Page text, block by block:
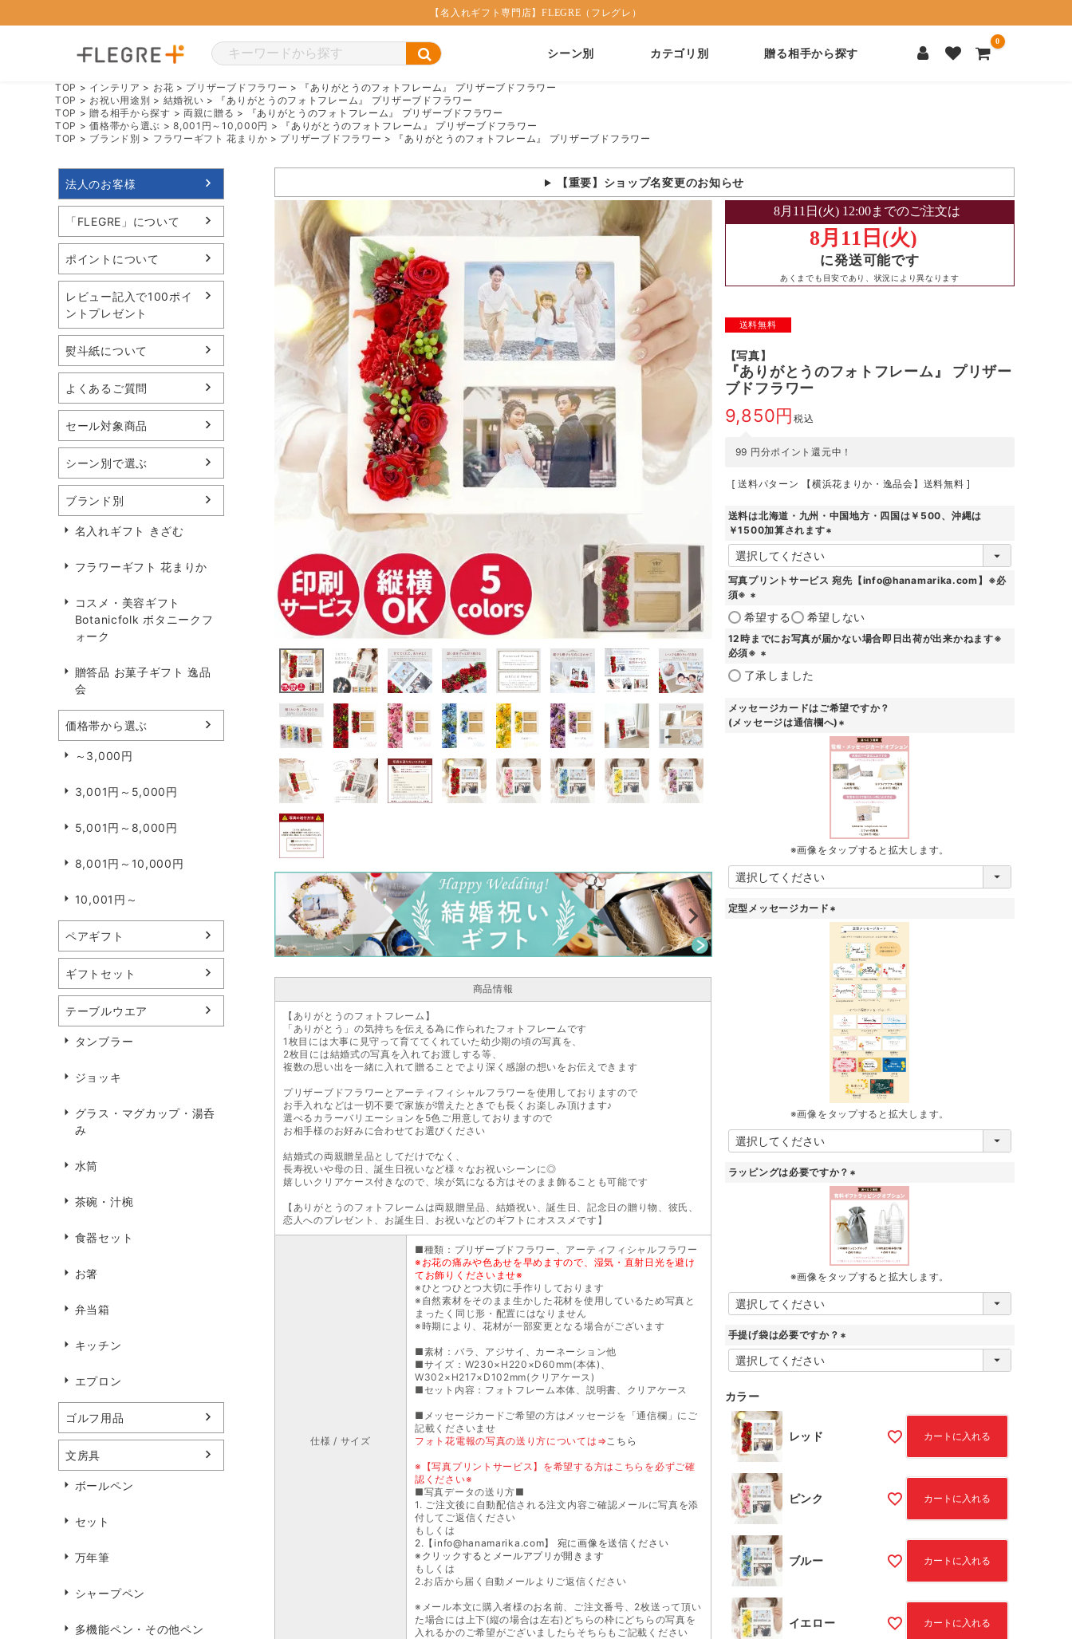
【名入れギフト専門店】FLEGRE（フレグレ）
シーン別 カテゴリ別 贈る相手から探す
0
TOP インテリア お花 プリザーブドフラワー
『ありがとうのフォトフレーム』 プリザーブドフラワー
TOP
お祝い用途別 結婚祝い
『ありがとうのフォトフレーム』 プリザーブドフラワー
TOP
贈る相手から探す 両親に贈る
『ありがとうのフォトフレーム』 プリザーブドフラワー
TOP
価格帯から選ぶ 8,001円～10,000円
『ありがとうのフォトフレーム』 プリザーブドフラワー
TOP
ブランド別 フラワーギフト 花まりか プリザーブドフラワー 『ありがとうのフォトフレーム』 プリザーブドフラワー
法人のお客様
「FLEGRE」について
ポイントについて
レビュー記入で100ポイ
ントプレゼント
熨斗紙について
よくあるご質問
セール対象商品
シーン別で選ぶ
ブランド別
名入れギフト きざむ
フラワーギフト 花まりか
コスメ・美容ギフト
Botanicfolk ボタニークフ
ォーク
贈答品 お菓子ギフト 逸品
会
価格帯から選ぶ
～3,000円
3,001円～5,000円
5,001円～8,000円
8,001円～10,000円
10,001円～
ペアギフト
ギフトセット
テーブルウエア
タンブラー
ジョッキ
グラス・マグカップ・湯呑
み
水筒
茶碗・汁椀
食器セット
お箸
弁当箱
キッチン
エプロン
ゴルフ用品
文房具
ボールペン
セット
万年筆
シャープペン
多機能ペン・その他ペン
【重要】ショップ名変更のお知らせ
商品情報
【ありがとうのフォトフレーム】
「ありがとう」の気持ちを伝える為に作られたフォトフレームです
1枚目には大事に見守って育ててくれていた幼少期の頃の写真を、
2枚目には結婚式の写真を入れてお渡しする等、
複数の思い出を一緒に入れて贈ることでより深く感謝の想いをお伝えできます
プリザーブドフラワーとアーティフィシャルフラワーを使用しておりますので
お手入れなどは一切不要で家族が増えたときでも長くお楽しみ頂けます♪
選べるカラーバリエーションを5色ご用意しておりますので
お相手様のお好みに合わせてお選びください
結婚式の両親贈呈品としてだけでなく、
長寿祝いや母の日、誕生日祝いなど様々なお祝いシーンに◎
嬉しいクリアケース付きなので、埃が気になる方はそのまま飾ることも可能です
【ありがとうのフォトフレームは両親贈呈品、結婚祝い、誕生日、記念日の贈り物、彼氏、
恋人へのプレゼント、お誕生日、お祝いなどのギフトにオススメです】
仕様 / サイズ
■種類：プリザーブドフラワー、アーティフィシャルフラワー
※お花の痛みや色あせを早めますので、湿気・直射日光を避け
てお飾りくださいませ※
※ひとつひとつ大切に手作りしております
※自然素材をそのまま生かした花材を使用しているため写真と
まったく同じ形・配置にはなりません
※時期により、花材が一部変更となる場合がございます
■素材：バラ、アジサイ、カーネーション他
■サイズ：W230×H220×D60mm(本体)、
W302×H217×D102mm(クリアケース)
■セット内容：フォトフレーム本体、説明書、クリアケース
■メッセージカードご希望の方はメッセージを「通信欄」にご
記載くださいませ
フォト花電報の写真の送り方については⇒ こちら
※【写真プリントサービス】を希望する方はこちらを必ずご確
認ください※
■写真データの送り方■
1. ご注文後に自動配信される注文内容ご確認メールに写真を添
付してご返信ください
もしくは
2.【info@hanamarika.com】 宛に画像を送信ください
※クリックするとメールアプリが開きます
もしくは
2.お店から届く自動メールよりご返信ください
※メール本文に購入者様のお名前、ご注文番号、2枚送って頂い
た場合には上下(縦の場合は左右)どちらの枠にどちらの写真を
入れるかのご希望がございましたらそちらもご記載ください
に発送可能です
あくまでも目安であり、状況により異なります
送料無料
【写真】
『ありがとうのフォトフレーム』 プリザー
ブドフラワー
9,850 税込
99 円分ポイント還元中！
送料パターン 【横浜花まりか・逸品会】送料無料
送料は北海道・九州・中国地方・四国は￥500、沖縄は
￥1500加算されます
(
須
写真プリントサービス 宛先【info@hanamarika.com】※必
須※
(
必
須
)
希望する 希望しない
12時までにお写真が届かない場合即日出荷が出来かねます※
必須※
(
必
了承しました
メッセージカードはご希望ですか？
(メッセージは通信欄へ)
(
必
須
)
※画像をタップすると拡大します。
定型メッセージカード
(
)
※画像をタップすると拡大します。
ラッピングは必要ですか？
(
必
須
)
※画像をタップすると拡大します。
手提げ袋は必要ですか？
(
カラー
レッド カートに入れる
ピンク カートに入れる
ブルー カートに入れる
イエロー カートに入れる